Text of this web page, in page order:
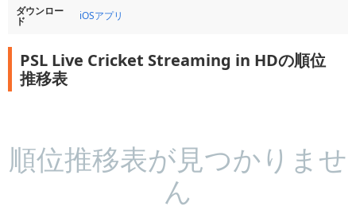
ダウンロー
ド iOSアプリ
PSL Live Cricket Streaming in HDの順位
推移表
順位推移表が見つかりませ
ん